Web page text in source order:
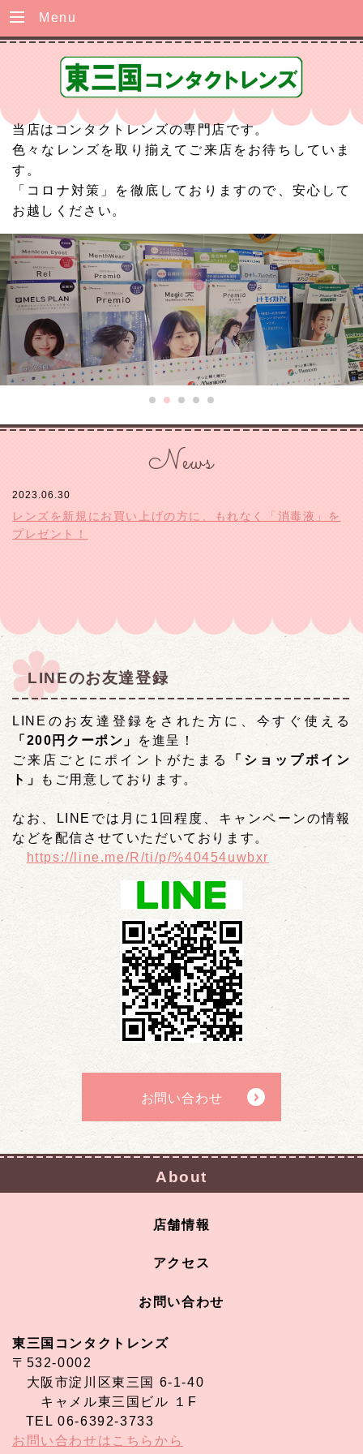
Menu
当店はコンタクトレンズの専門店です。
色々なレンズを取り揃えてご来店をお待ちしていま
す。
「コロナ対策」を徹底しておりますので、安心して
お越しください。
News
2023.06.30
レンズを新規にお買い上げの方に、もれなく「消毒液」を
プレゼント！
LINEのお友達登録
LINEのお友達登録をされた方に、今すぐ使える
「200円クーポン」
を進呈！
ご来店ごとにポイントがたまる
「ショップポイン
ト」
もご用意しております。
なお、LINEでは月に1回程度、キャンペーンの情報
などを配信させていただいております。
https://line.me/R/ti/p/%40454uwbxr
お問い合わせ
About
店舗情報
アクセス
お問い合わせ
東三国コンタクトレンズ
〒532-0002
大阪市淀川区東三国 6-1-40
キャメル東三国ビル １F
TEL 06-6392-3733
お問い合わせはこちらから